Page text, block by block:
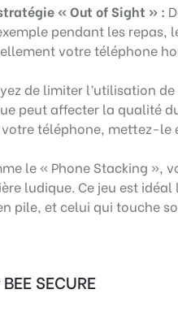
« Out of Sight » :
pendant les repas,
votre téléphone
de limiter l’utilisation
peut affecter la qualité
téléphone, mettez-le
le « Phone Stacking »,
ludique. Ce jeu est
pile, et celui qui touche
SECURE